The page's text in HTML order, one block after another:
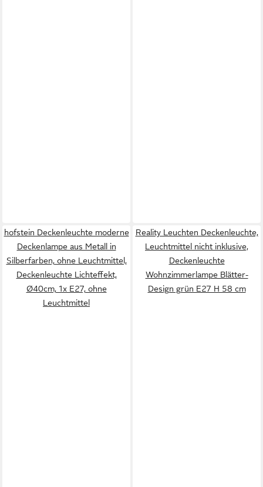
hofstein Deckenleuchte moderne
Deckenlampe aus Metall in
Silberfarben, ohne Leuchtmittel,
Deckenleuchte Lichteffekt,
Ø40cm, 1x E27, ohne
Leuchtmittel
Reality Leuchten Deckenleuchte,
Leuchtmittel nicht inklusive,
Deckenleuchte
Wohnzimmerlampe Blätter-
Design grün E27 H 58 cm